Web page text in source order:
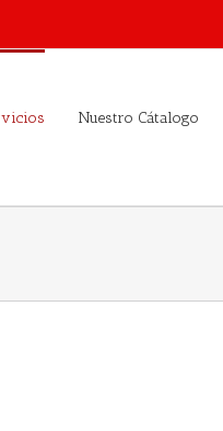
Nuestro Cátalogo